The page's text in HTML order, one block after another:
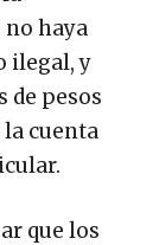
no haya
ilegal, y
de pesos
la cuenta
que los